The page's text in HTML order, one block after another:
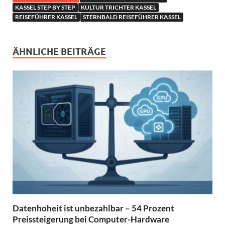
KASSEL STEP BY STEP
KULTUR TRICHTER KASSEL
REISEFÜHRER KASSEL
STERNBALD REISEFÜHRER KASSEL
ÄHNLICHE BEITRÄGE
Datenhoheit ist unbezahlbar – 54 Prozent
Preissteigerung bei Computer-Hardware